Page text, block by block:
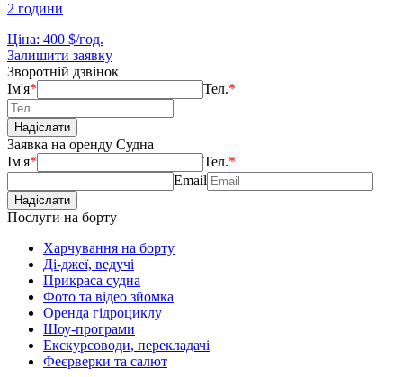
2 години
Ціна: 400 $/год.
Залишити заявку
Зворотній дзвінок
Ім'я* Тел.*
Заявка на оренду Судна
Ім'я* Тел.*
Email
Послуги на борту
Харчування на борту
Ді-джеї, ведучі
Прикраса судна
Фото та відео зйомка
Оренда гідроциклу
Шоу-програми
Екскурсоводи, перекладачі
Феєрверки та салют